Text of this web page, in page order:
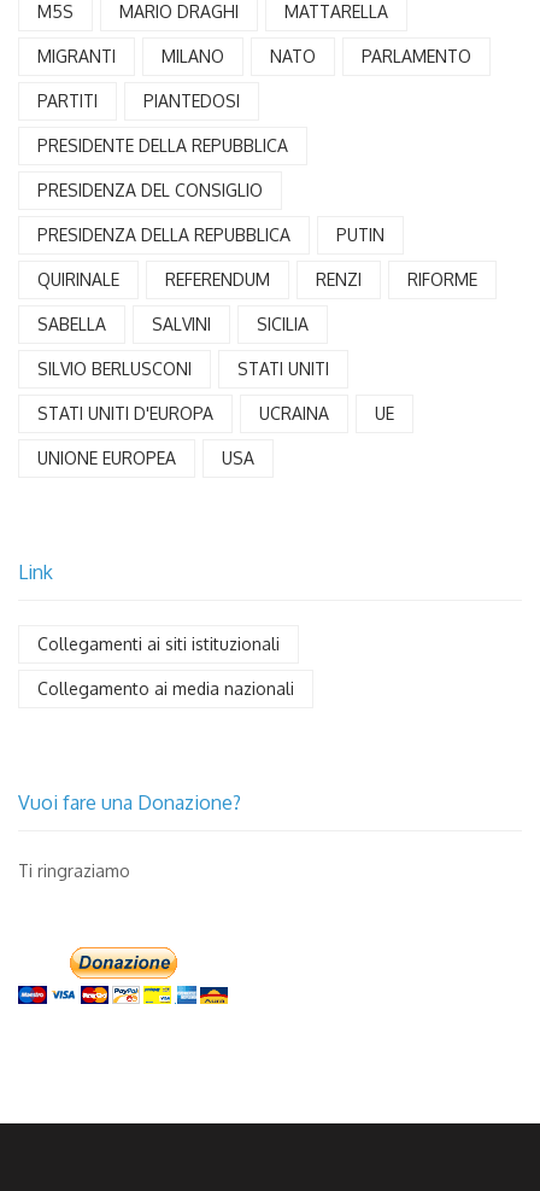
M5S MARIO DRAGHI MATTARELLA
MIGRANTI MILANO NATO PARLAMENTO
PARTITI PIANTEDOSI
PRESIDENTE DELLA REPUBBLICA
PRESIDENZA DEL CONSIGLIO
PRESIDENZA DELLA REPUBBLICA PUTIN
QUIRINALE REFERENDUM RENZI RIFORME
SABELLA SALVINI SICILIA
SILVIO BERLUSCONI STATI UNITI
STATI UNITI D'EUROPA UCRAINA UE
UNIONE EUROPEA USA
Link
Collegamenti ai siti istituzionali
Collegamento ai media nazionali
Vuoi fare una Donazione?
Ti ringraziamo